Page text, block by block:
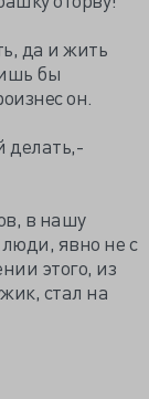
да и жить
бы
он.
делать,-
в нашу
явно не с
этого, из
стал на